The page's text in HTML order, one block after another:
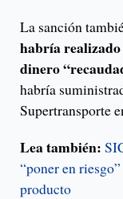
La sanción
habría realizado
dinero
habría
Supertransporte
Lea también:
“poner en
producto